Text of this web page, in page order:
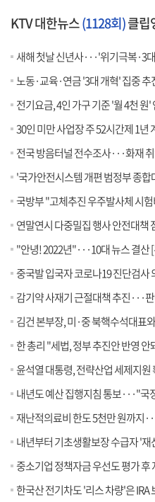
KTV 대한뉴스(1128회)클립
새해 첫날 신년사···'위기극복·3
노동·교육·연금 '3대 개혁' 집중 추
전기요금, 4인 가구 기준 '월 4천 원'
30인 미만 사업장 주 52시간제 1년
전국 방음터널 전수조사···화재
'국가안전시스템 개편 범정부 종합대책'
국방부 "고체추진 우주발사체 시
연말연시 다중밀집 행사 안전대책 점검
"안녕! 2022년"···10대 뉴스 결산
중국발 입국자 코로나19 진단검사
감기약 사재기 근절대책 추진···
김건 본부장, 미·중 북핵수석대표
한 총리 "세법, 정부 추진안 반영
윤석열 대통령, 전략산업 세제지원
내년도 예산 집행지침 통보···"국
재난적의료비 한도 5천만 원까지
내년부터 기초생활보장 수급자 '재
중소기업 정책자금 우선도 평가 후 지급
한국산 전기차도 '리스 차량'은 IRA